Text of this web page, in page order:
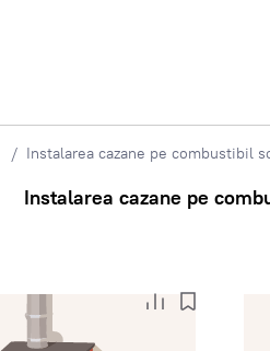
Instalarea cazane pe combustibil
Instalarea cazane pe